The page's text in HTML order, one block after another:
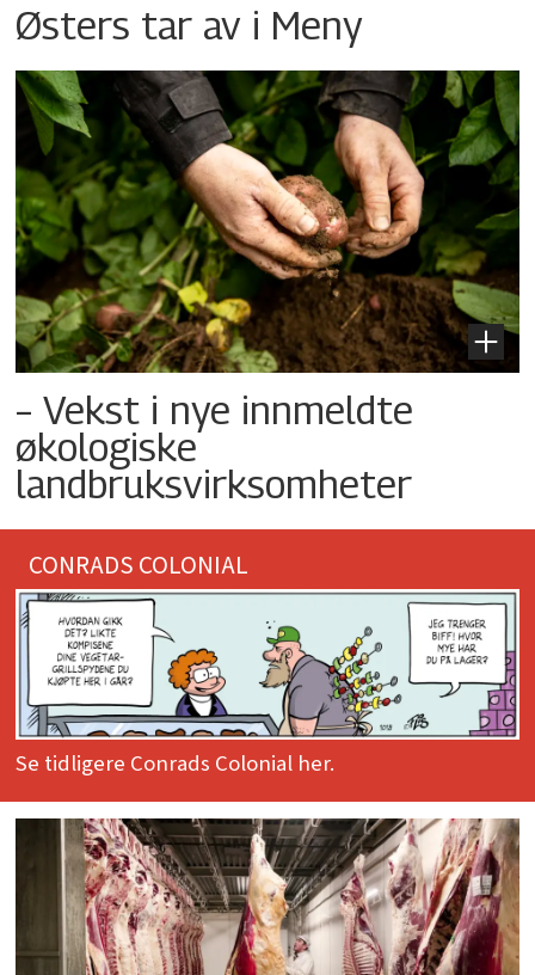
Østers tar av i Meny
– Vekst i nye innmeldte
økologiske
landbruksvirksomheter
CONRADS COLONIAL
Se tidligere Conrads Colonial her.